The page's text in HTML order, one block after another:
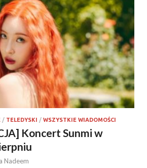
/ TELEDYSKI / WSZYSTKIE WIADOMOŚCI
Koncert Sunmi w
Nadeem